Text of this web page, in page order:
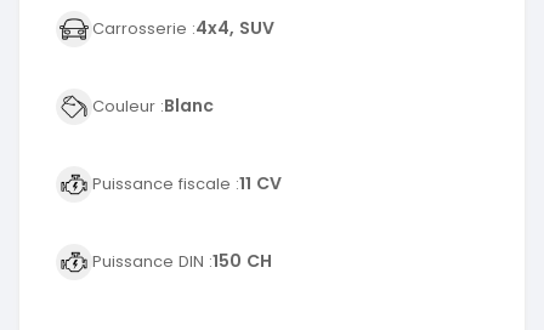
Carrosserie :4x4, SUV
Couleur :Blanc
Puissance fiscale :11 CV
Puissance DIN :150 CH